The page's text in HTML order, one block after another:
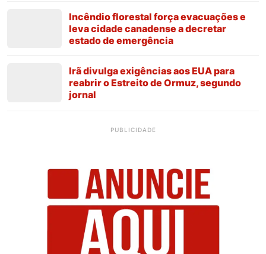
Incêndio florestal força evacuações e
leva cidade canadense a decretar
estado de emergência
Irã divulga exigências aos EUA para
reabrir o Estreito de Ormuz, segundo
jornal
PUBLICIDADE